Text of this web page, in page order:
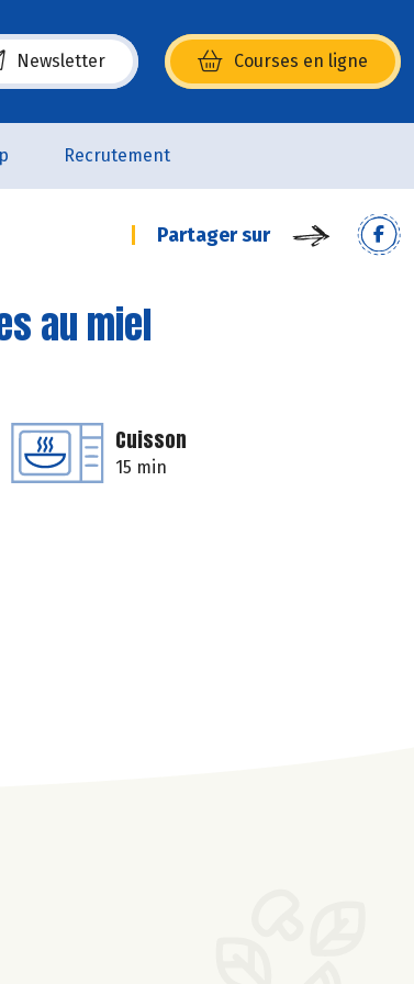
Newsletter Courses en ligne
dans une nouvelle fenêtre)
Recrutement
Partager sur
au miel
Cuisson
15 min